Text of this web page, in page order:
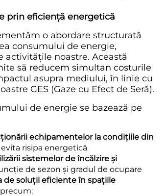
prin eficiență energetică
o abordare structurată
consumului de energie,
activitățile noastre. Această
să reducem simultan costurile
asupra mediului, în linie cu
GES (Gaze cu Efect de Seră).
de energie se bazează pe
echipamentelor la condițiile din
risipa energetică
sistemelor de încălzire și
de sezon și gradul de ocupare
de soluții eficiente în spațiile
precum: